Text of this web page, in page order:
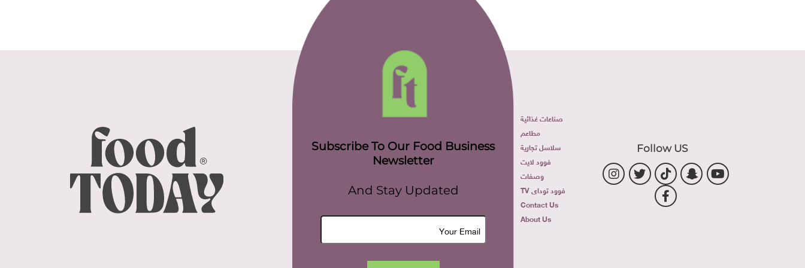
Follow US
صناعات غذائية
مطاعم
سلاسل تجارية
فوود لايت
وصفات
فوود توداى TV
Contact Us
About Us
Subscribe To Our Food Business
Newsletter
And Stay Updated